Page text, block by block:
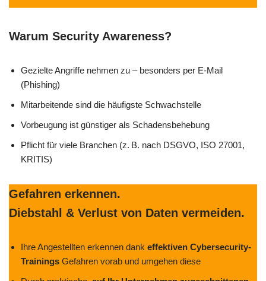
Warum Security Awareness?
Gezielte Angriffe nehmen zu – besonders per E-Mail
(Phishing)
Mitarbeitende sind die häufigste Schwachstelle
Vorbeugung ist günstiger als Schadensbehebung
Pflicht für viele Branchen (z. B. nach DSGVO, ISO 27001,
KRITIS)
Gefahren erkennen.
Diebstahl & Verlust von Daten vermeiden.
Ihre Angestellten erkennen dank effektiven Cybersecurity-
Trainings Gefahren vorab und umgehen diese